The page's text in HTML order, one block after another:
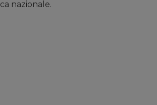
nazionale.